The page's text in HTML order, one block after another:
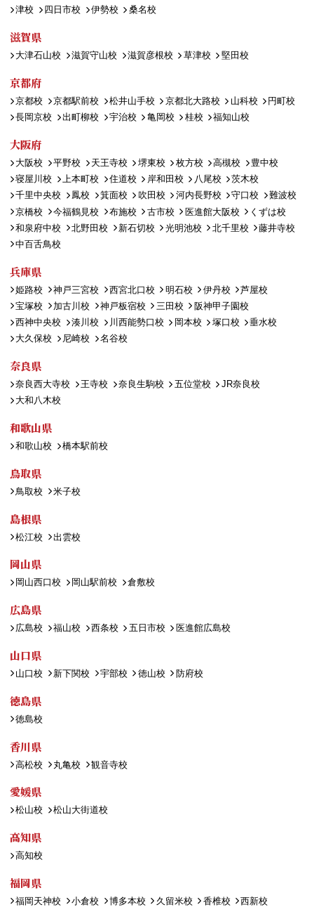
津校 四日市校 伊勢校 桑名校
滋賀県
大津石山校 滋賀守山校 滋賀彦根校 草津校 堅田校
京都府
京都校 京都駅前校 松井山手校 京都北大路校 山科校
円町校
長岡京校
出町柳校 宇治校 亀岡校 桂校 福知山校
大阪府
大阪校 平野校 天王寺校 堺東校 枚方校 高槻校
豊中校
寝屋川校
上本町校 住道校 岸和田校 八尾校
茨木校
千里中央校
鳳校 箕面校 吹田校 河内長野校 守口校
難波校
京橋校
今福鶴見校 布施校 古市校 医進館大阪校
くずは校
和泉府中校
北野田校 新石切校 光明池校 北千里校
藤井寺校
中百舌鳥校
兵庫県
姫路校 神戸三宮校 西宮北口校 明石校 伊丹校
芦屋校
宝塚校
加古川校 神戸板宿校 三田校
阪神甲子園校
西神中央校
湊川校 川西能勢口校 岡本校 塚口校
垂水校
大久保校
尼崎校 名谷校
奈良県
奈良西大寺校 王寺校 奈良生駒校 五位堂校
JR奈良校
大和八木校
和歌山県
和歌山校 橋本駅前校
鳥取県
鳥取校 米子校
島根県
松江校 出雲校
岡山県
岡山西口校 岡山駅前校 倉敷校
広島県
広島校 福山校 西条校 五日市校 医進館広島校
山口県
山口校 新下関校 宇部校 徳山校 防府校
徳島県
徳島校
香川県
高松校 丸亀校 観音寺校
愛媛県
松山校 松山大街道校
高知県
高知校
福岡県
福岡天神校 小倉校 博多本校 久留米校 香椎校
西新校